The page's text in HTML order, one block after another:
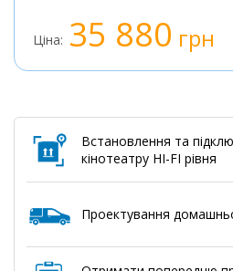
Ціна: 35 880 грн
Встановлення та
кінотеатру HI-FI рівня
Проектування